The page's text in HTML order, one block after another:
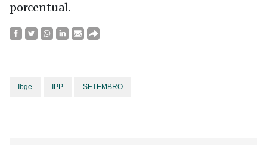
porcentual.
Ibge IPP SETEMBRO